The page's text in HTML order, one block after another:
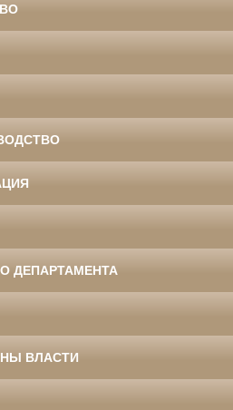
ДЕПАРТАМЕНТА
ВЛАСТИ